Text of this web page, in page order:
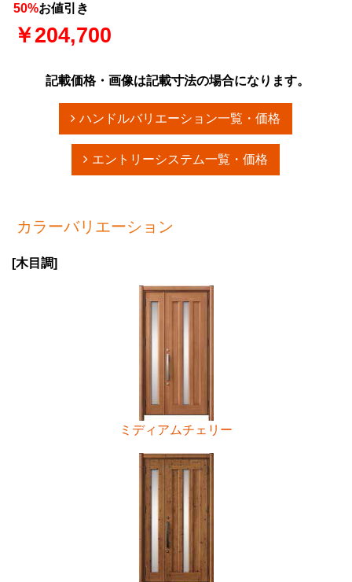
50%お値引き
￥204,700
記載価格・画像は記載寸法の場合になります。
ハンドルバリエーション一覧・価格
エントリーシステム一覧・価格
カラーバリエーション
[木目調]
ミディアムチェリー